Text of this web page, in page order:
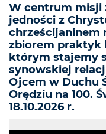
W centrum misji
jedności z
chrześcijaninem
zbiorem praktyk
którym stajemy
synowskiej
Ojcem w Duchu
Orędziu na 100.
18.10.2026 r.